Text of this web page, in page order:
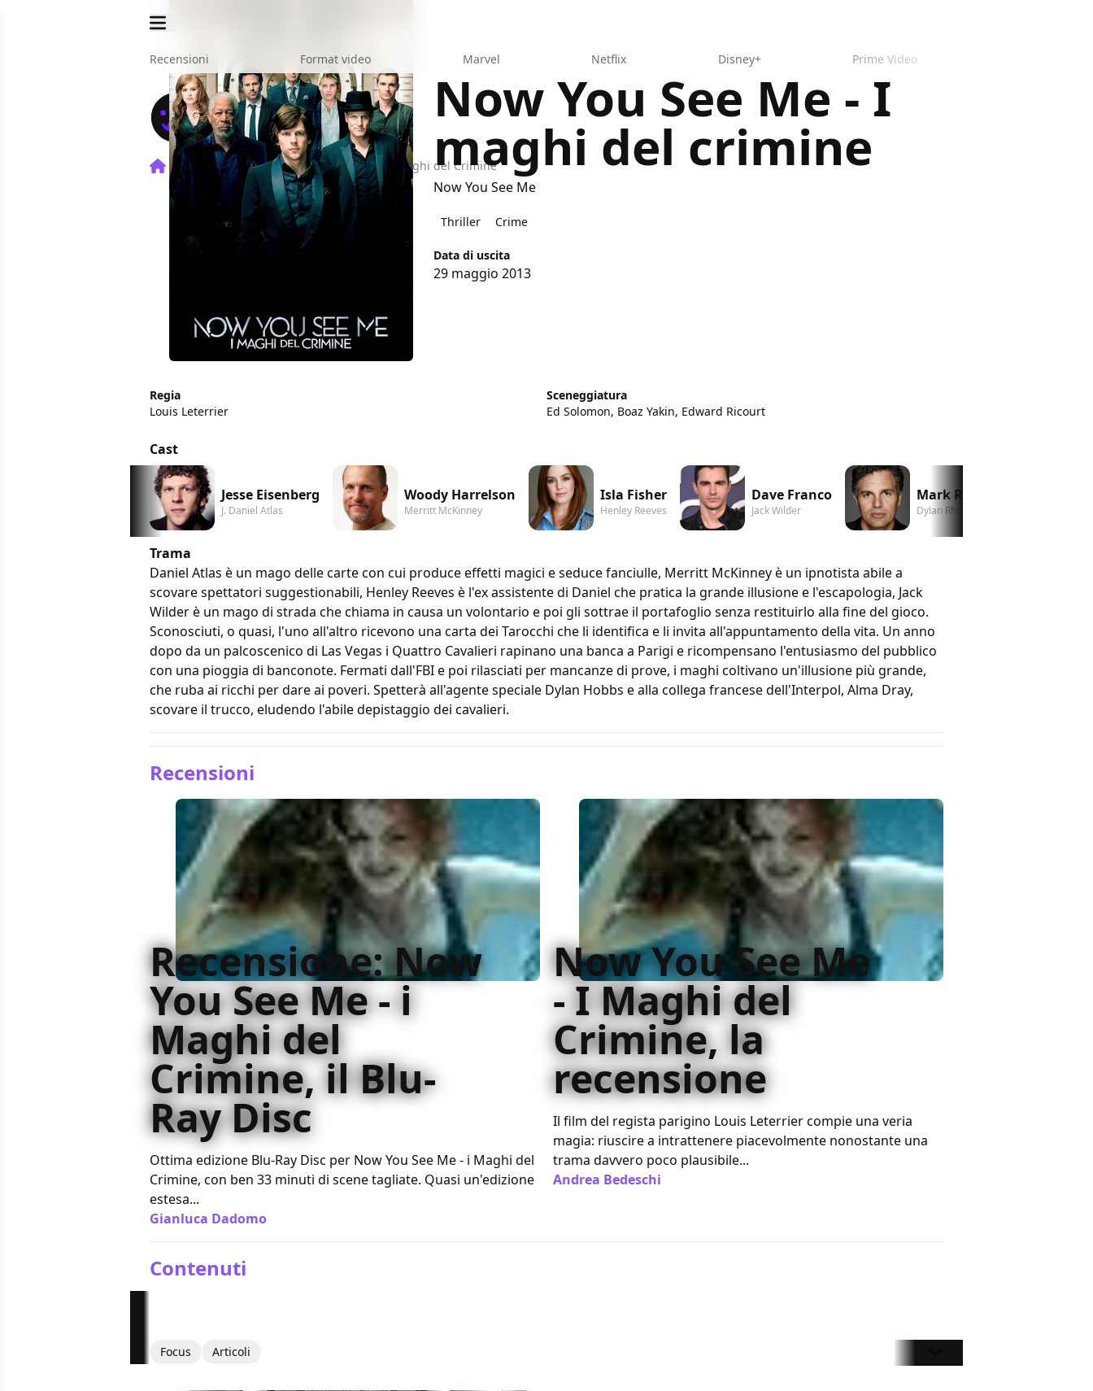
Recensioni Format video Marvel Netflix Disney+ Prime Video
Home Film Now You See Me - I Maghi del Crimine
Now You See Me - I
maghi del crimine
Now You See Me
Thriller Crime
Data di uscita
29 maggio 2013
Regia
Louis Leterrier
Sceneggiatura
Ed Solomon, Boaz Yakin, Edward Ricourt
Cast
Jesse Eisenberg
J. Daniel Atlas
Woody Harrelson
Merritt McKinney
Isla Fisher
Henley Reeves
Dave Franco
Jack Wilder
Mark Ruffalo
Dylan Rhodes
Trama
Daniel Atlas è un mago delle carte con cui produce effetti magici e seduce fanciulle, Merritt McKinney è un ipnotista abile a
scovare spettatori suggestionabili, Henley Reeves è l'ex assistente di Daniel che pratica la grande illusione e l'escapologia, Jack
Wilder è un mago di strada che chiama in causa un volontario e poi gli sottrae il portafoglio senza restituirlo alla fine del gioco.
Sconosciuti, o quasi, l'uno all'altro ricevono una carta dei Tarocchi che li identifica e li invita all'appuntamento della vita. Un anno
dopo da un palcoscenico di Las Vegas i Quattro Cavalieri rapinano una banca a Parigi e ricompensano l'entusiasmo del pubblico
con una pioggia di banconote. Fermati dall'FBI e poi rilasciati per mancanze di prove, i maghi coltivano un'illusione più grande,
che ruba ai ricchi per dare ai poveri. Spetterà all'agente speciale Dylan Hobbs e alla collega francese dell'Interpol, Alma Dray,
scovare il trucco, eludendo l'abile depistaggio dei cavalieri.
Recensioni
Recensione: Now
You See Me - i
Maghi del
Crimine, il Blu-
Ray Disc
Ottima edizione Blu-Ray Disc per Now You See Me - i Maghi del
Crimine, con ben 33 minuti di scene tagliate. Quasi un'edizione
estesa...
Gianluca Dadomo
Now You See Me
- I Maghi del
Crimine, la
recensione
Il film del regista parigino Louis Leterrier compie una veria
magia: riuscire a intrattenere piacevolmente nonostante una
trama davvero poco plausibile...
Andrea Bedeschi
Contenuti
Focus Articoli